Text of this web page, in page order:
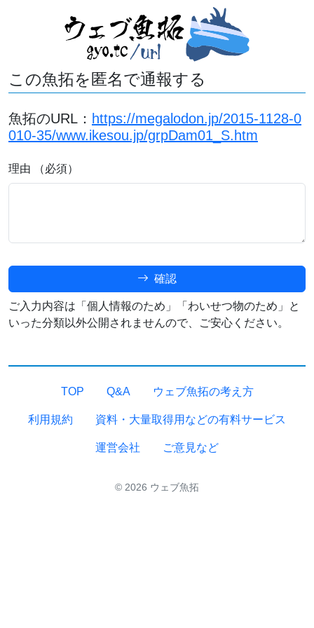
この魚拓を匿名で通報する
魚拓のURL： https://megalodon.jp/2015-1128-0
010-35/www.ikesou.jp/grpDam01_S.htm
理由 （必須）
確認
ご入力内容は「個人情報のため」「わいせつ物のため」と
いった分類以外公開されませんので、ご安心ください。
TOP Q&A ウェブ魚拓の考え方
利用規約 資料・大量取得用などの有料サービス
運営会社 ご意見など
© 2026 ウェブ魚拓